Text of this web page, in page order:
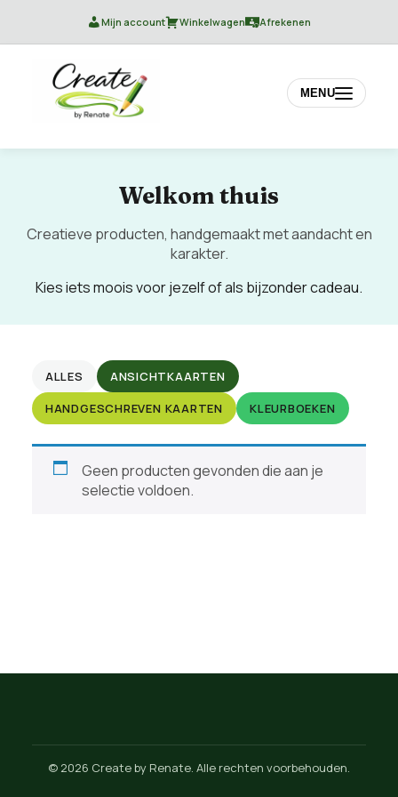
Mijn account Winkelwagen Afrekenen
MENU
Welkom thuis
Creatieve producten, handgemaakt met aandacht en
karakter.
Kies iets moois voor jezelf of als bijzonder cadeau.
ALLES
ANSICHTKAARTEN
HANDGESCHREVEN KAARTEN
KLEURBOEKEN
Geen producten gevonden die aan je
selectie voldoen.
© 2026 Create by Renate. Alle rechten voorbehouden.